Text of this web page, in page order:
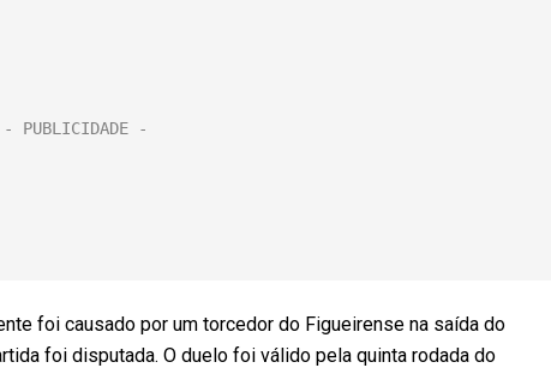
foi causado por um torcedor do Figueirense na saída do
foi disputada. O duelo foi válido pela quinta rodada do